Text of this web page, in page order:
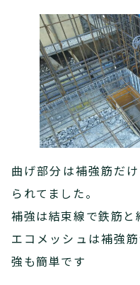
曲げ部分は補強筋だ
られてました。
補強は結束線で鉄筋と
エコメッシュは補強
強も簡単です